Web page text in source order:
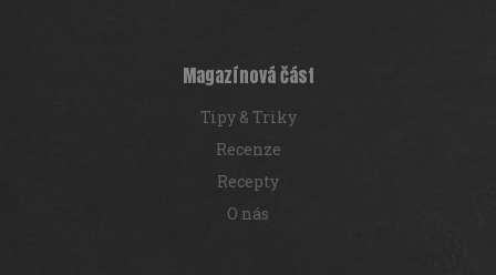
Magazínová část
Tipy & Triky
Recenze
Recepty
O nás